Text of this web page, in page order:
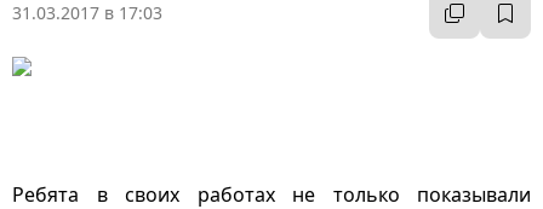
31.03.2017 в 17:03
Ребята в своих работах не только показывали